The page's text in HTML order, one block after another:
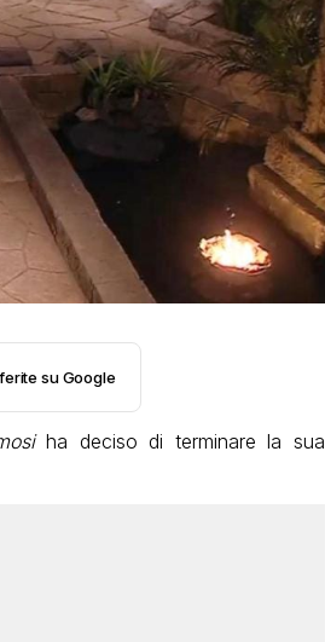
su Google
ha deciso di terminare la sua